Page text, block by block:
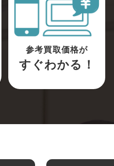
参考買取価格が
すぐわかる！